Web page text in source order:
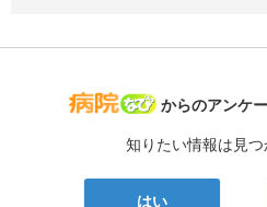
病院なび
からのアンケ
知りたい情報は見
はい